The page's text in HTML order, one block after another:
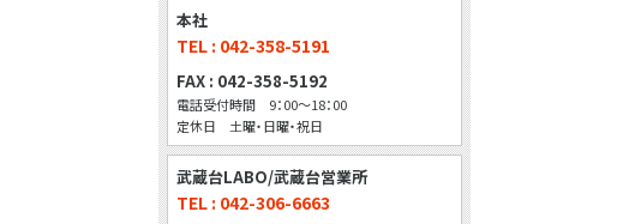
本社
TEL : 042-358-5191
FAX : 042-358-5192
電話受付時間 9：00～18：00
定休日 土曜・日曜・祝日
武蔵台LABO/武蔵台営業所
TEL : 042-306-6663